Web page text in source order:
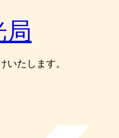
いたします。